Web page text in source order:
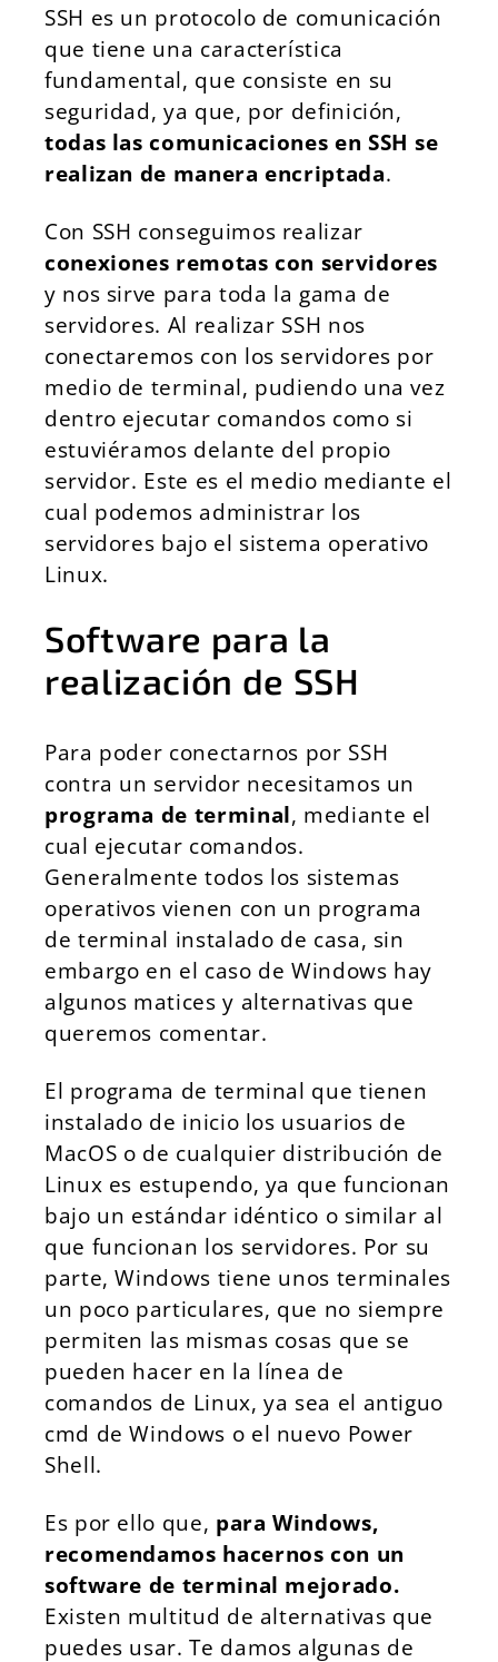
SSH es un protocolo de comunicación
que tiene una característica
fundamental, que consiste en su
seguridad, ya que, por definición,
todas las comunicaciones en SSH se
realizan de manera encriptada.
Con SSH conseguimos realizar
conexiones remotas con servidores
y nos sirve para toda la gama de
servidores. Al realizar SSH nos
conectaremos con los servidores por
medio de terminal, pudiendo una vez
dentro ejecutar comandos como si
estuviéramos delante del propio
servidor. Este es el medio mediante el
cual podemos administrar los
servidores bajo el sistema operativo
Linux.
Software para la
realización de SSH
Para poder conectarnos por SSH
contra un servidor necesitamos un
programa de terminal, mediante el
cual ejecutar comandos.
Generalmente todos los sistemas
operativos vienen con un programa
de terminal instalado de casa, sin
embargo en el caso de Windows hay
algunos matices y alternativas que
queremos comentar.
El programa de terminal que tienen
instalado de inicio los usuarios de
MacOS o de cualquier distribución de
Linux es estupendo, ya que funcionan
bajo un estándar idéntico o similar al
que funcionan los servidores. Por su
parte, Windows tiene unos terminales
un poco particulares, que no siempre
permiten las mismas cosas que se
pueden hacer en la línea de
comandos de Linux, ya sea el antiguo
cmd de Windows o el nuevo Power
Shell.
Es por ello que, para Windows,
recomendamos hacernos con un
software de terminal mejorado.
Existen multitud de alternativas que
puedes usar. Te damos algunas de